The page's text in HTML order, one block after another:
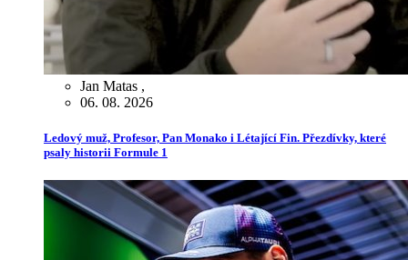
Jan Matas ,
06. 08. 2026
Ledový muž, Profesor, Pan Monako i Létající Fin. Přezdívky, které
psaly historii Formule 1